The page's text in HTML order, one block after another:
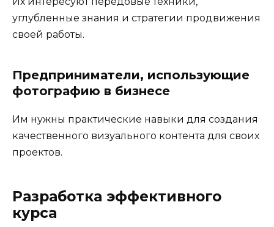
углубленные знания и стратегии продвижения
своей работы.
Предприниматели, использующие
фотографию в бизнесе
Им нужны практические навыки для создания
качественного визуального контента для своих
проектов.
Разработка эффективного
курса